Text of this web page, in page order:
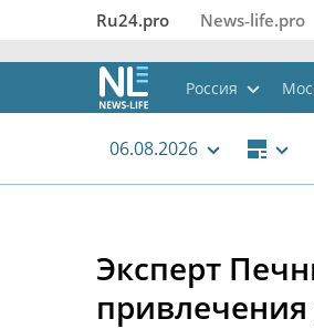
Ru24.pro News‑life.pro
Россия
06.08.2026
Эксперт